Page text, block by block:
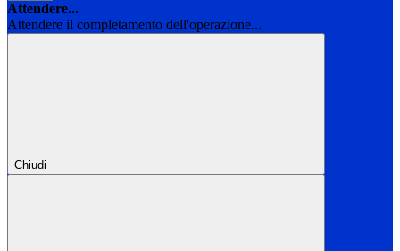
Attendere...
Attendere il completamento dell'operazione...
Chiudi